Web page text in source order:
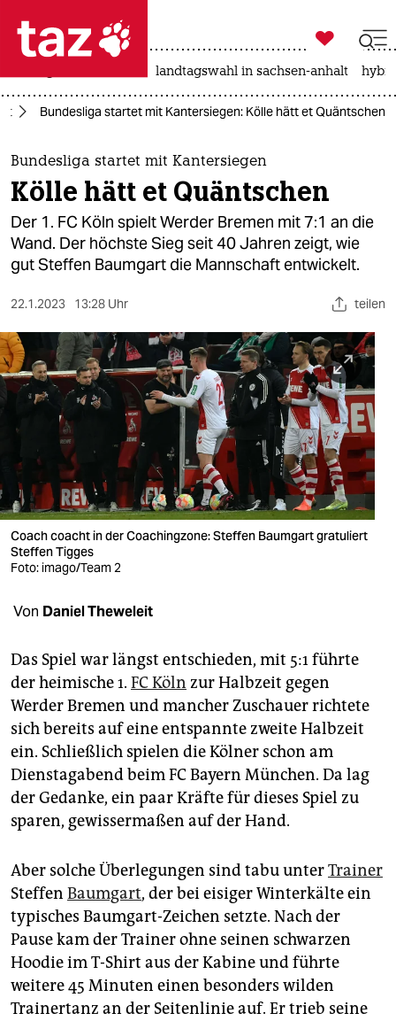
 taz zahl ich
taz zahl ich
themen
politik
öko
gesellschaft
sport
berlin
nord
wahrheit
verlag
verlag
shop
fragen & hilfe
unterstützen
abo
genossenschaft
epaper login

taz zahl ich
landtagswahl in sachsen-anhalt
Bundesliga startet mit Kantersiegen: Kölle hätt et Quäntschen
Bundesliga startet mit Kantersiegen
Kölle hätt et Quäntschen
Der 1. FC Köln spielt Werder Bremen mit 7:1 an die
Wand. Der höchste Sieg seit 40 Jahren zeigt, wie
gut Steffen Baumgart die Mannschaft entwickelt.
22.1.2023 13:28 Uhr teilen
Coach coacht in der Coachingzone: Steffen Baumgart gratuliert
Steffen Tigges
Foto: imago/Team 2
Von Daniel Theweleit
Das Spiel war längst entschieden, mit 5:1 führte
der heimische 1. FC Köln zur Halbzeit gegen
Werder Bremen und mancher Zuschauer richtete
sich bereits auf eine entspannte zweite Halbzeit
ein. Schließlich spielen die Kölner schon am
Dienstagabend beim FC Bayern München. Da lag
der Gedanke, ein paar Kräfte für dieses Spiel zu
sparen, gewissermaßen auf der Hand.
Aber solche Überlegungen sind tabu unterTrainer
Steffen Baumgart, der bei eisiger Winterkälte ein
typisches Baumgart-Zeichen setzte. Nach der
Pause kam der Trainer ohne seinen schwarzen
Hoodie im T-Shirt aus der Kabine und führte
weitere 45 Minuten einen besonders wilden
Trainertanz an der Seitenlinie auf. Er trieb seine